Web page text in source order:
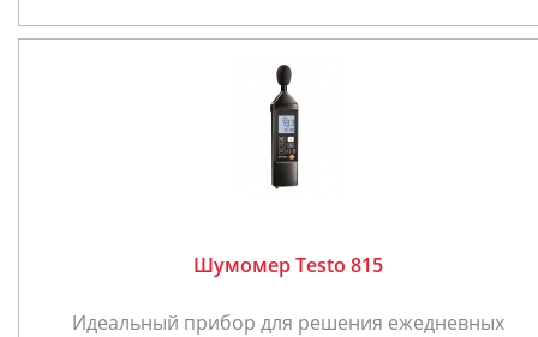
Шумомер Testo 815
Идеальный прибор для решения ежедневных